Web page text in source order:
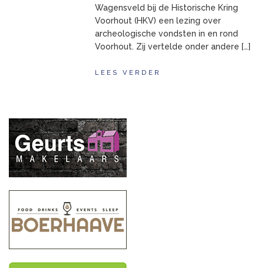
Wagensveld bij de Historische Kring
Voorhout (HKV) een lezing over
archeologische vondsten in en rond
Voorhout. Zij vertelde onder andere […]
LEES VERDER